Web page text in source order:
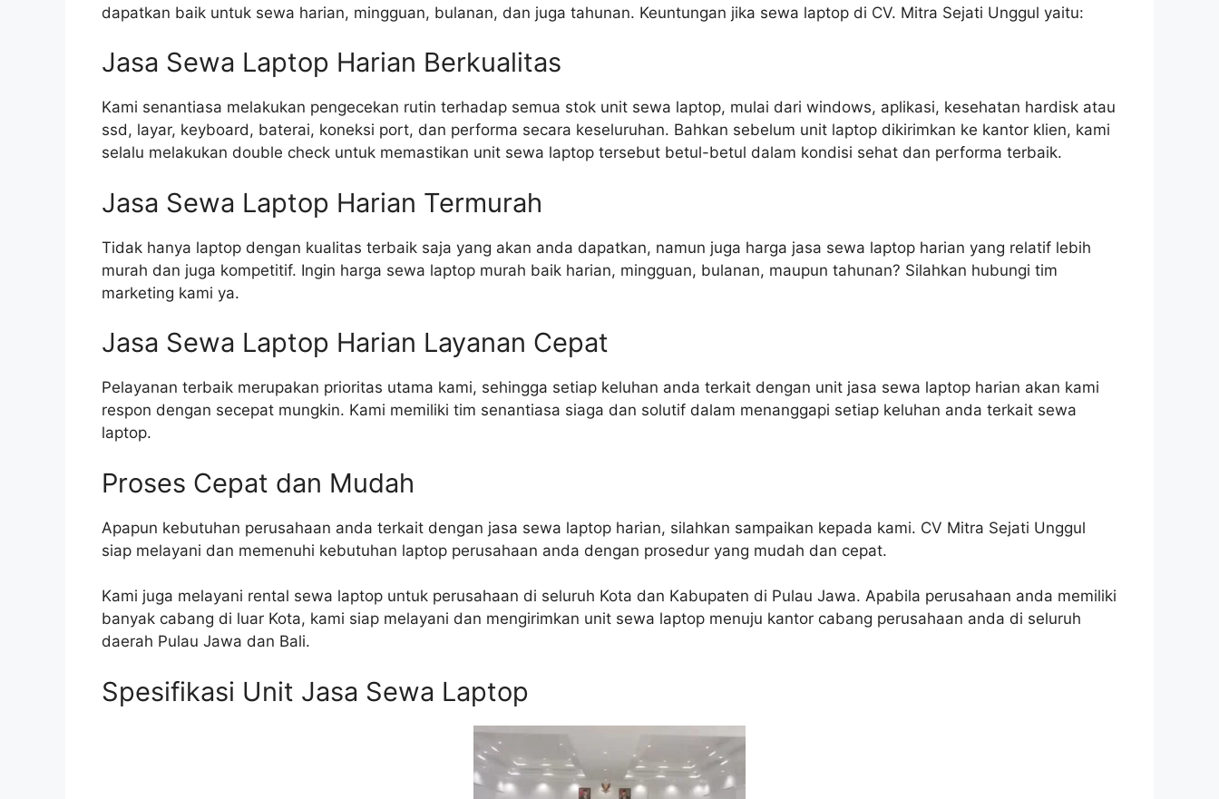
dapatkan baik untuk sewa harian, mingguan, bulanan, dan juga tahunan. Keuntungan jika sewa laptop di CV. Mitra Sejati Unggul yaitu:
Jasa Sewa Laptop Harian Berkualitas
Kami senantiasa melakukan pengecekan rutin terhadap semua stok unit sewa laptop, mulai dari windows, aplikasi, kesehatan hardisk atau
ssd, layar, keyboard, baterai, koneksi port, dan performa secara keseluruhan. Bahkan sebelum unit laptop dikirimkan ke kantor klien, kami
selalu melakukan double check untuk memastikan unit sewa laptop tersebut betul-betul dalam kondisi sehat dan performa terbaik.
Jasa Sewa Laptop Harian Termurah
Tidak hanya laptop dengan kualitas terbaik saja yang akan anda dapatkan, namun juga harga jasa sewa laptop harian yang relatif lebih
murah dan juga kompetitif. Ingin harga sewa laptop murah baik harian, mingguan, bulanan, maupun tahunan? Silahkan hubungi tim
marketing kami ya.
Jasa Sewa Laptop Harian Layanan Cepat
Pelayanan terbaik merupakan prioritas utama kami, sehingga setiap keluhan anda terkait dengan unit jasa sewa laptop harian akan kami
respon dengan secepat mungkin. Kami memiliki tim senantiasa siaga dan solutif dalam menanggapi setiap keluhan anda terkait sewa
laptop.
Proses Cepat dan Mudah
Apapun kebutuhan perusahaan anda terkait dengan jasa sewa laptop harian, silahkan sampaikan kepada kami. CV Mitra Sejati Unggul
siap melayani dan memenuhi kebutuhan laptop perusahaan anda dengan prosedur yang mudah dan cepat.
Kami juga melayani rental sewa laptop untuk perusahaan di seluruh Kota dan Kabupaten di Pulau Jawa. Apabila perusahaan anda memiliki
banyak cabang di luar Kota, kami siap melayani dan mengirimkan unit sewa laptop menuju kantor cabang perusahaan anda di seluruh
daerah Pulau Jawa dan Bali.
Spesifikasi Unit Jasa Sewa Laptop